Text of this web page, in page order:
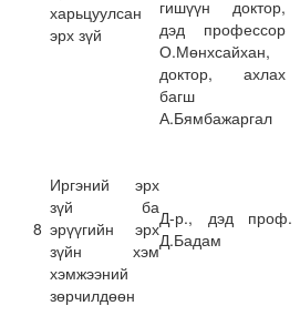
харьцуулсан
эрх зүй
гишүүн доктор,
дэд профессор
О.Мөнхсайхан,
доктор, ахлах
багш
А.Бямбажаргал
8
Иргэний эрх
зүй ба
эрүүгийн эрх
зүйн хэм
хэмжээний
зөрчилдөөн
Д-р., дэд проф.
Д.Бадам